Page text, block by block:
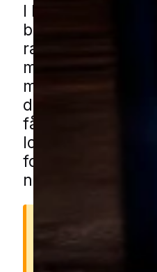
I Helsingør kan
både ældre
rækkehuse og i
mellem ældre
mindre
der er ro og lidt
få sølvfiskhjælp i
lokale partnere.
forbinder vi dig
nærområdet.
Derfor er